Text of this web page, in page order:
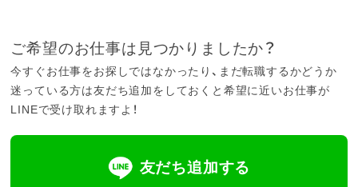
ご希望のお仕事は見つかりましたか？
今すぐお仕事をお探しではなかったり、まだ転職するかどうか
迷っている方は友だち追加をしておくと希望に近いお仕事が
LINEで受け取れますよ！
友だち追加する